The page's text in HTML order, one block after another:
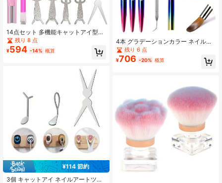
14点セット 多機能キャットアイ型ネ
イルセット、簡単にキャットアイ型
が作れる、マニキュアサロン必需品
のネイル用品ネイルツール
残り 8 点
¥594 -14% 概算
¥114 節約
3個 キャットアイ ネイルアートツー
4本 グラデーションカラー ネイルア
ートブラシセット、サイズ10/14/16
アクリルネイルブラシ エクステンシ
ョン用、ネイルサロン用クリーニン
残り 6 点
¥706 -20% 概算